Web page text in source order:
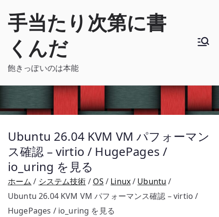
手当たり次第に書
くんだ
飽きっぽいのは本能
Ubuntu 26.04 KVM VM パフォーマン
ス確認 – virtio / HugePages /
io_uring を見る
ホーム システム技術 OS Linux
Ubuntu
Ubuntu 26.04 KVM VM パフォーマンス確認 – virtio /
HugePages / io_uring を見る